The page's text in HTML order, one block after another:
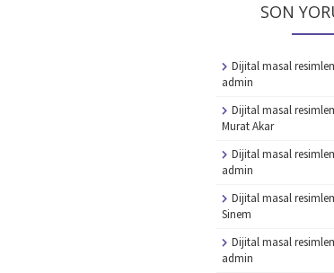
SON
Dijital masal
admin
Dijital masal
Murat Akar
Dijital masal
admin
Dijital masal
Sinem
Dijital masal
admin